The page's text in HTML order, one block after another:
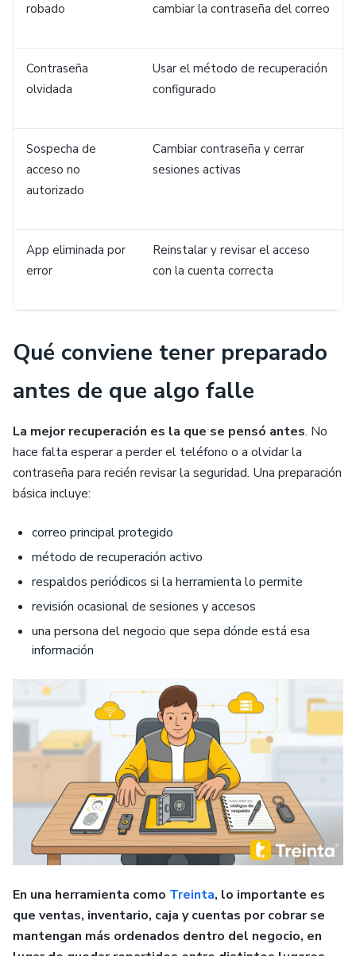
robado
cambiar la contraseña del correo
Contraseña
olvidada
Usar el método de recuperación
configurado
Sospecha de
acceso no
autorizado
Cambiar contraseña y cerrar
sesiones activas
App eliminada por
error
Reinstalar y revisar el acceso
con la cuenta correcta
Qué conviene tener preparado
antes de que algo falle
La mejor recuperación es la que se pensó antes. No
hace falta esperar a perder el teléfono o a olvidar la
contraseña para recién revisar la seguridad. Una preparación
básica incluye:
correo principal protegido
método de recuperación activo
respaldos periódicos si la herramienta lo permite
revisión ocasional de sesiones y accesos
una persona del negocio que sepa dónde está esa
información
En una herramienta como Treinta, lo importante es
que ventas, inventario, caja y cuentas por cobrar se
mantengan más ordenados dentro del negocio, en